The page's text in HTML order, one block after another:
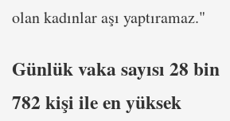
olan kadınlar aşı yaptıramaz."
Günlük vaka sayısı 28 bin
782 kişi ile en yüksek